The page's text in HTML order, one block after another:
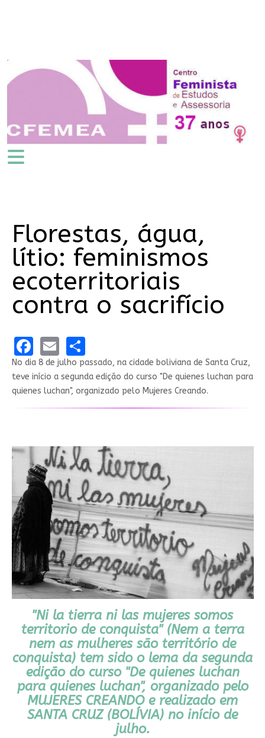
Florestas, água,
lítio: feminismos
ecoterritoriais
contra o sacrifício
Facebook
EmailShare
No dia 8 de julho passado, na cidade boliviana de Santa Cruz,
teve início a segunda edição do curso "De quienes luchan para
quienes luchan", organizado pelo Mujeres Creando.
"Ni la tierra ni las mujeres somos
territorio de conquista" (Nem a terra
nem as mulheres são território de
conquista) tem sido o lema da segunda
edição do curso "De quienes luchan
para quienes luchan", organizado pelo
MUJERES CREANDOe realizado em
SANTA CRUZ(BOLÍVIA) no início de
julho.